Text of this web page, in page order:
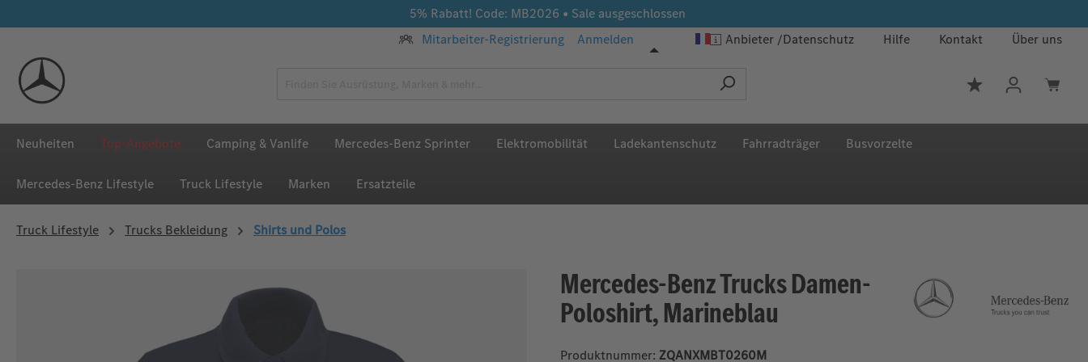
5% Rabatt! Code: MB2026 • Sale ausgeschlossen
Mitarbeiter-Registrierung
Anmelden Anbieter Datenschutz Hilfe Kontakt Über uns
Du hast 0
Neuheiten Top-Angebote Camping & Vanlife Mercedes-Benz Sprinter Elektromobilität Ladekantenschutz Fahrradträger Busvorzelte
Mercedes‑Benz Lifestyle Truck Lifestyle Marken Ersatzteile
Truck Lifestyle Trucks Bekleidung Shirts und Polos
Mercedes-Benz Trucks Damen-
Poloshirt, Marineblau
Produktnummer: ZQANXMBT0260M